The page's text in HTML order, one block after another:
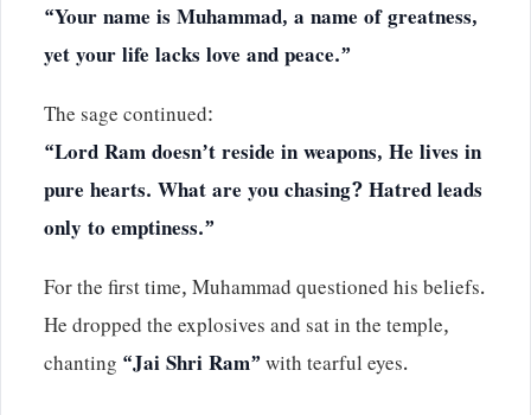
“Your name is Muhammad, a name of greatness,
yet your life lacks love and peace.”
The sage continued:
“Lord Ram doesn’t reside in weapons, He lives in
pure hearts. What are you chasing? Hatred leads
only to emptiness.”
For the first time, Muhammad questioned his beliefs.
He dropped the explosives and sat in the temple,
chanting “Jai Shri Ram”with tearful eyes.